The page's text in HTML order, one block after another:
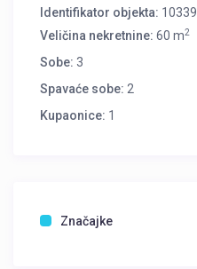
Identifikator objekta: 10339
Veličina nekretnine: 60 m2
Sobe: 3
Spavaće sobe: 2
Kupaonice: 1
Značajke